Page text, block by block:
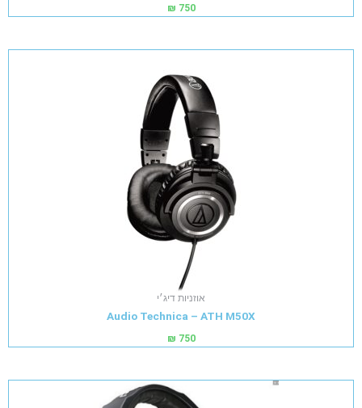
₪ 750
אוזניות דיג׳י
Audio Technica – ATH M50X
₪ 750